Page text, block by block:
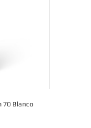
70 Blanco